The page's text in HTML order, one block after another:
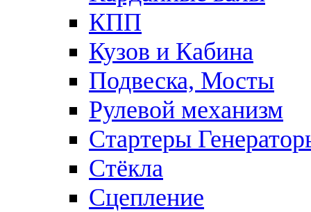
КПП
Кузов и Кабина
Подвеска, Мосты
Рулевой механизм
Стартеры
Стёкла
Сцепление